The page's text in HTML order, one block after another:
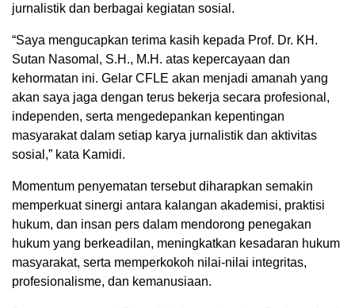
jurnalistik dan berbagai kegiatan sosial.
“Saya mengucapkan terima kasih kepada Prof. Dr. KH.
Sutan Nasomal, S.H., M.H. atas kepercayaan dan
kehormatan ini. Gelar CFLE akan menjadi amanah yang
akan saya jaga dengan terus bekerja secara profesional,
independen, serta mengedepankan kepentingan
masyarakat dalam setiap karya jurnalistik dan aktivitas
sosial,” kata Kamidi.
Momentum penyematan tersebut diharapkan semakin
memperkuat sinergi antara kalangan akademisi, praktisi
hukum, dan insan pers dalam mendorong penegakan
hukum yang berkeadilan, meningkatkan kesadaran hukum
masyarakat, serta memperkokoh nilai-nilai integritas,
profesionalisme, dan kemanusiaan.